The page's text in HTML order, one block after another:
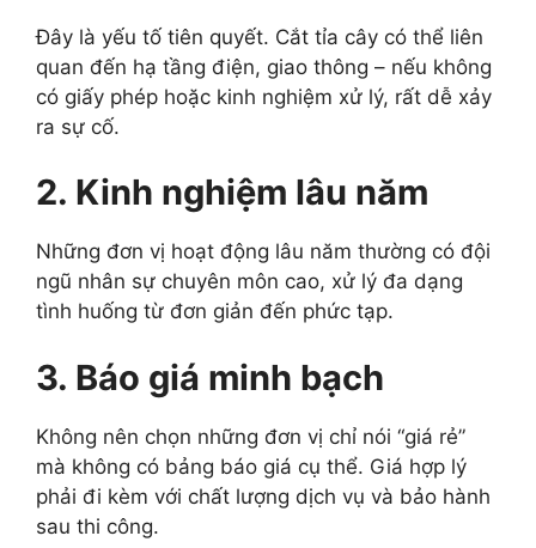
Đây là yếu tố tiên quyết. Cắt tỉa cây có thể liên
quan đến hạ tầng điện, giao thông – nếu không
có giấy phép hoặc kinh nghiệm xử lý, rất dễ xảy
ra sự cố.
2. Kinh nghiệm lâu năm
Những đơn vị hoạt động lâu năm thường có đội
ngũ nhân sự chuyên môn cao, xử lý đa dạng
tình huống từ đơn giản đến phức tạp.
3. Báo giá minh bạch
Không nên chọn những đơn vị chỉ nói “giá rẻ”
mà không có bảng báo giá cụ thể. Giá hợp lý
phải đi kèm với chất lượng dịch vụ và bảo hành
sau thi công.